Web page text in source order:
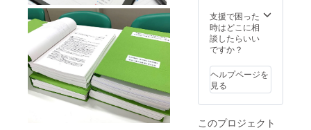
地まで
の交通
費・滞
在費は
担でお
願いし
ます。
日程：
5月頃を
含まれ
てお
り、大
川総裁
全施設
をご案
内いた
しま
学先：
「東
ティ
モール
産コー
（大）
」「ポ
スト
カード3
ト」
支援で困った
時はどこに相
談したらいい
ですか？
ヘルプページを
見る
このプロジェクト